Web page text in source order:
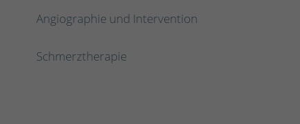
Angiographie und Intervention
Schmerztherapie